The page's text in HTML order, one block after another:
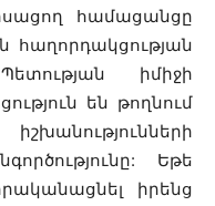
համացանցը
իմիջի
են թողնում
Եթե
իրենց